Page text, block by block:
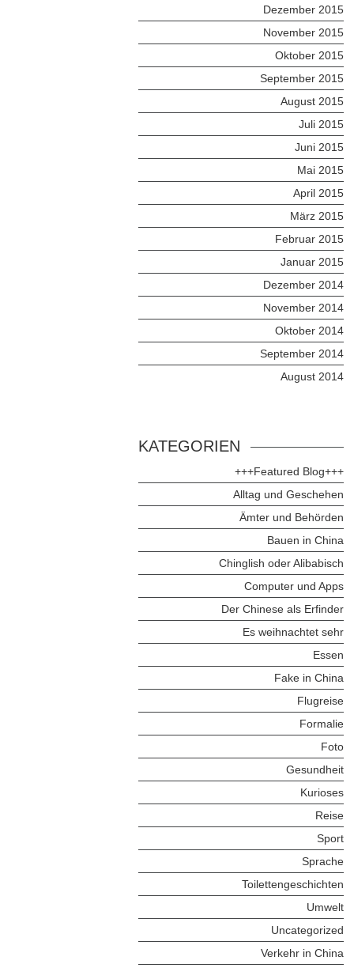
Dezember 2015
November 2015
Oktober 2015
September 2015
August 2015
Juli 2015
Juni 2015
Mai 2015
April 2015
März 2015
Februar 2015
Januar 2015
Dezember 2014
November 2014
Oktober 2014
September 2014
August 2014
KATEGORIEN
+++Featured Blog+++
Alltag und Geschehen
Ämter und Behörden
Bauen in China
Chinglish oder Alibabisch
Computer und Apps
Der Chinese als Erfinder
Es weihnachtet sehr
Essen
Fake in China
Flugreise
Formalie
Foto
Gesundheit
Kurioses
Reise
Sport
Sprache
Toilettengeschichten
Umwelt
Uncategorized
Verkehr in China